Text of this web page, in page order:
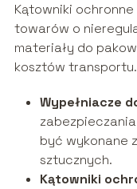
Kątowniki
towarów o
materiały do
kosztów transportu.
Wypełniacze
być wykonane
sztucznych.
Kątowniki